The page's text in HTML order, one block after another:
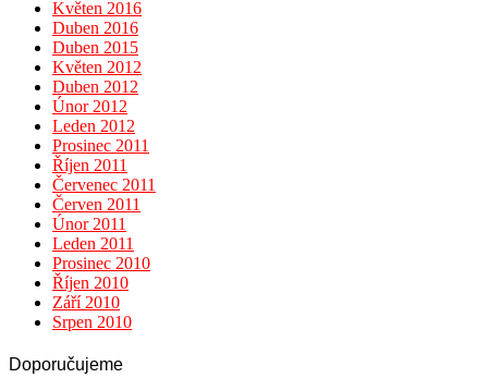
Květen 2016
Duben 2016
Duben 2015
Květen 2012
Duben 2012
Únor 2012
Leden 2012
Prosinec 2011
Říjen 2011
Červenec 2011
Červen 2011
Únor 2011
Leden 2011
Prosinec 2010
Říjen 2010
Září 2010
Srpen 2010
Doporučujeme